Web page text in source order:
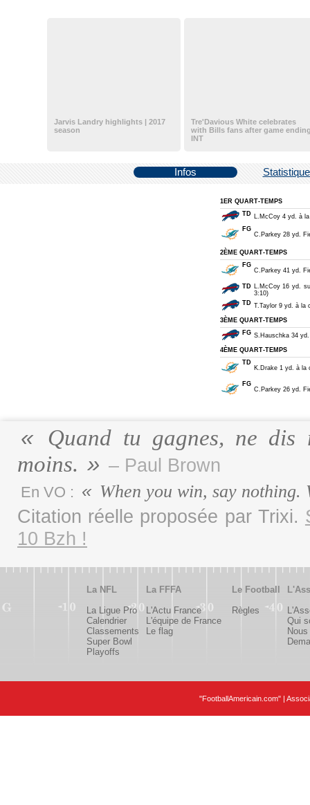
Jarvis Landry highlights | 2017
season
Tre'Davious White celebrates
with Bills fans after game
INT
Infos
1ER QUART-TEMPS
TD L.McCoy 4 yd. à
FG
C.Parkey 28 yd.
2ÈME QUART-TEMPS
FG
C.Parkey 41 yd.
TD L.McCoy 16 yd.
3:10)
TD T.Taylor 9 yd. à la
3ÈME QUART-TEMPS
FG S.Hauschka 34
4ÈME QUART-TEMPS
TD
K.Drake 1 yd. à la
FG
C.Parkey 26 yd.
Quand tu gagnes, ne dis
moins.
– Paul Brown
En VO : When you win, say nothing.
Citation réelle proposée par Trixi.
10 Bzh !
La NFL
La Ligue Pro
Calendrier
Classements
Super Bowl
Playoffs
La FFFA
L'Actu France
L'équipe de France
Le flag
Le Football
Règles
Qui
"FootballAmericain.com" |